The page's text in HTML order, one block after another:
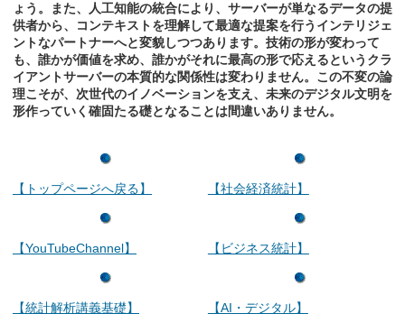
ょう。また、人工知能の統合により、サーバーが単なるデータの提
供者から、コンテキストを理解して最適な提案を行うインテリジェ
ントなパートナーへと変貌しつつあります。技術の形が変わって
も、誰かが価値を求め、誰かがそれに最高の形で応えるというクラ
イアントサーバーの本質的な関係性は変わりません。この不変の論
理こそが、次世代のイノベーションを支え、未来のデジタル文明を
形作っていく確固たる礎となることは間違いありません。
【トップページへ戻る】
【YouTubeChannel】
【統計解析講義基礎】
【社会経済統計】
【ビジネス統計】
【AI・デジタル】